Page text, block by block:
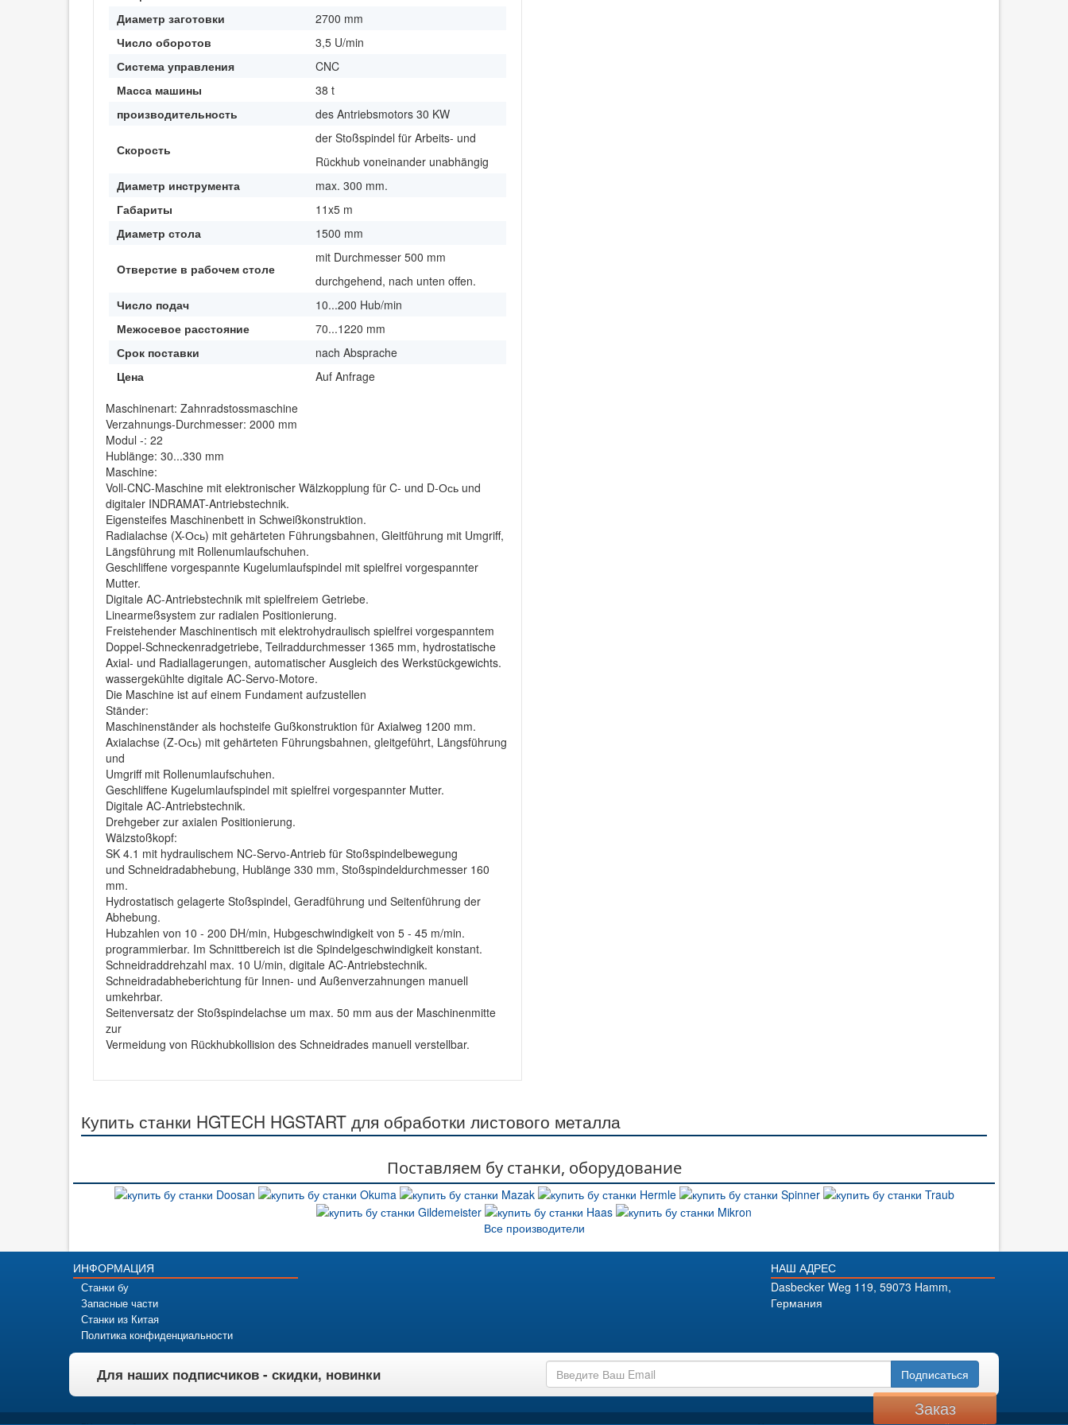
Диаметр заготовки
2700 mm
Число оборотов
3,5 U/min
Система управления
CNC
Масса машины
38 t
производительность
des Antriebsmotors 30 KW
Скорость
der Stoßspindel für Arbeits- und
Rückhub voneinander unabhängig
Диаметр инструмента
max. 300 mm.
Габариты
11x5 m
Диаметр стола
1500 mm
Отверстие в рабочем столе
mit Durchmesser 500 mm
durchgehend, nach unten offen.
Число подач
10...200 Hub/min
Межосевое расстояние
70...1220 mm
Срок поставки
nach Absprache
Цена
Auf Anfrage
Maschinenart: Zahnradstossmaschine
Verzahnungs-Durchmesser: 2000 mm
Modul -: 22
Hublänge: 30...330 mm
Maschine:
Voll-CNC-Maschine mit elektronischer Wälzkopplung für C- und D-Ось und
digitaler INDRAMAT-Antriebstechnik.
Eigensteifes Maschinenbett in Schweißkonstruktion.
Radialachse (X-Ось) mit gehärteten Führungsbahnen, Gleitführung mit Umgriff,
Längsführung mit Rollenumlaufschuhen.
Geschliffene vorgespannte Kugelumlaufspindel mit spielfrei vorgespannter
Mutter.
Digitale AC-Antriebstechnik mit spielfreiem Getriebe.
Linearmeßsystem zur radialen Positionierung.
Freistehender Maschinentisch mit elektrohydraulisch spielfrei vorgespanntem
Doppel-Schneckenradgetriebe, Teilraddurchmesser 1365 mm, hydrostatische
Axial- und Radiallagerungen, automatischer Ausgleich des Werkstückgewichts.
wassergekühlte digitale AC-Servo-Motore.
Die Maschine ist auf einem Fundament aufzustellen
Ständer:
Maschinenständer als hochsteife Gußkonstruktion für Axialweg 1200 mm.
Axialachse (Z-Ось) mit gehärteten Führungsbahnen, gleitgeführt, Längsführung
und
Umgriff mit Rollenumlaufschuhen.
Geschliffene Kugelumlaufspindel mit spielfrei vorgespannter Mutter.
Digitale AC-Antriebstechnik.
Drehgeber zur axialen Positionierung.
Wälzstoßkopf:
SK 4.1 mit hydraulischem NC-Servo-Antrieb für Stoßspindelbewegung
und Schneidradabhebung, Hublänge 330 mm, Stoßspindeldurchmesser 160
mm.
Hydrostatisch gelagerte Stoßspindel, Geradführung und Seitenführung der
Abhebung.
Hubzahlen von 10 - 200 DH/min, Hubgeschwindigkeit von 5 - 45 m/min.
programmierbar. Im Schnittbereich ist die Spindelgeschwindigkeit konstant.
Schneidraddrehzahl max. 10 U/min, digitale AC-Antriebstechnik.
Schneidradabheberichtung für Innen- und Außenverzahnungen manuell
umkehrbar.
Seitenversatz der Stoßspindelachse um max. 50 mm aus der Maschinenmitte
zur
Vermeidung von Rückhubkollision des Schneidrades manuell verstellbar.
Купить станки HGTECH HGSTART для обработки листового металла
Поставляем бу станки, оборудование
Все производители
ИНФОРМАЦИЯ
Станки бу
Запасные части
Станки из Китая
Политика конфиденциальности
НАШ АДРЕС
Dasbecker Weg 119, 59073 Hamm,
Германия
Для наших подписчиков - скидки, новинки Подписаться
Заказ